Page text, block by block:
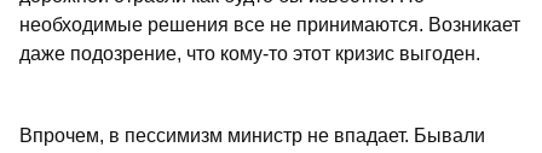
необходимые решения все не принимаются. Возникает
даже подозрение, что кому-то этот кризис выгоден.
Впрочем, в пессимизм министр не впадает. Бывали